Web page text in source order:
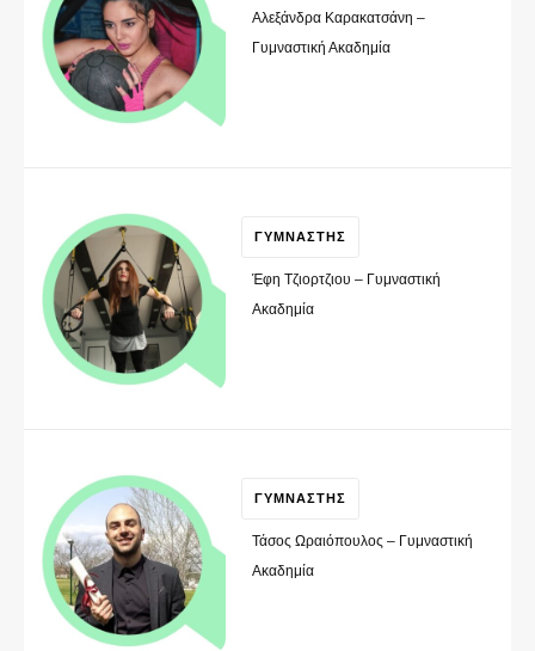
Αλεξάνδρα Καρακατσάνη –
Γυμναστική Ακαδημία
ΓΥΜΝΑΣΤΗΣ
Έφη Τζιορτζιου – Γυμναστική
Ακαδημία
ΓΥΜΝΑΣΤΗΣ
Τάσος Ωραιόπουλος – Γυμναστική
Ακαδημία